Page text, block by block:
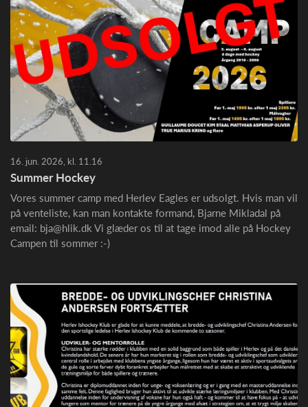
16. jun. 2026, kl. 11.16
Summer Hockey
Vores summer camp med Herlev Eagles er udsolgt. Hvis man vil
på venteliste, kan man kontakte formand, Bjarne Mikladal på
email: bja@hlik.dk Vi glæder os til at tage imod alle på Hockey
Campen til sommer :-)